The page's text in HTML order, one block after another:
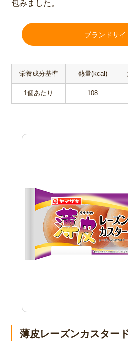
包みました。
ブランドサ
栄養成分基準
1個あたり
熱量(kcal)
108
薄皮レーズンカスター